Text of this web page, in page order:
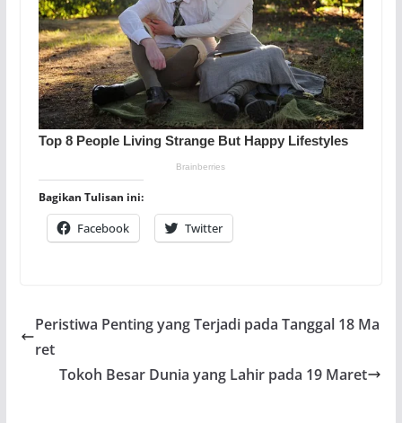
Bagikan Tulisan ini:
Facebook Twitter
Peristiwa Penting yang Terjadi pada Tanggal 18 Ma
ret
Tokoh Besar Dunia yang Lahir pada 19 Maret